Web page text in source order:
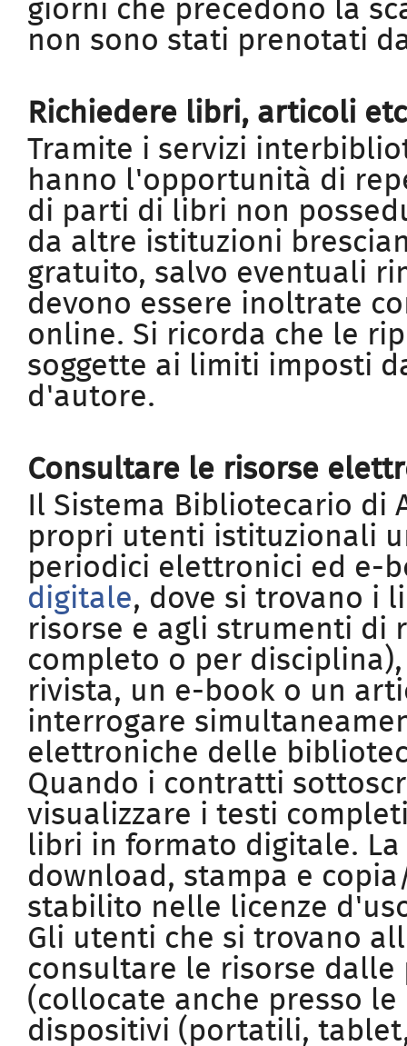
giorni che precedono la
non sono stati prenotati
Richiedere libri, articoli
Tramite i servizi
hanno l'opportunità di
di parti di libri non
da altre istituzioni
gratuito, salvo eventuali
devono essere inoltrate
online. Si ricorda che le
soggette ai limiti imposti
d'autore.
Consultare le risorse
Il Sistema Bibliotecario di
propri utenti istituzionali
periodici elettronici ed e-
digitale, dove si trovano i
risorse e agli strumenti di
completo o per disciplina),
rivista, un e-book o un
interrogare
elettroniche delle
Quando i contratti
visualizzare i testi
libri in formato digitale.
download, stampa e
stabilito nelle licenze
Gli utenti che si trovano
consultare le risorse
(collocate anche presso
dispositivi (portatili,